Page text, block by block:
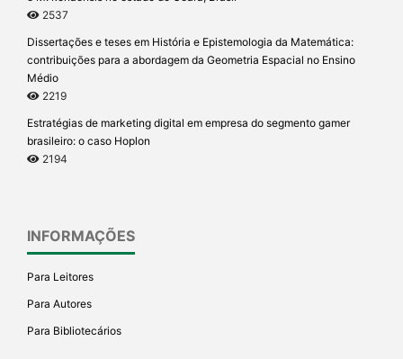
2537
Dissertações e teses em História e Epistemologia da Matemática:
contribuições para a abordagem da Geometria Espacial no Ensino
Médio
2219
Estratégias de marketing digital em empresa do segmento gamer
brasileiro: o caso Hoplon
2194
INFORMAÇÕES
Para Leitores
Para Autores
Para Bibliotecários